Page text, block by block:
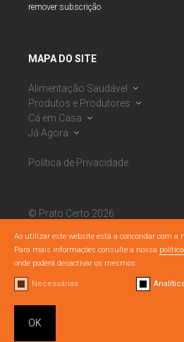
Ao utilizar este website está a concondar com a
Para mais informações consulte a nossa
onde poderá desactivar os mesmos.
Necessárias
OK
remover subscrição
MAPA DO SITE
Alimentação Saudável
Dieta Mediterrânica
Roda da Alimentação
Observatório de Segurança
RNAES
Produtos e Produtores
Banco de Produtores
Calendário Sazonal
Cabazes Alimentares
Cá em Casa
Receitas
Listagem de Dicas
Já Agora
Eventos
Política de Privacidade
© Prato Certo 2026
Bybluesoft.pt/Nuts Branding